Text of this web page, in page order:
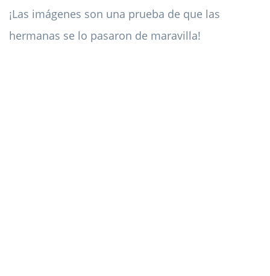
¡Las imágenes son una prueba de que las
hermanas se lo pasaron de maravilla!